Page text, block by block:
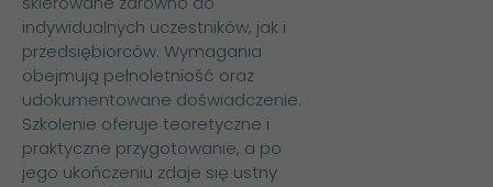
indywidualnych uczestników, jak i
przedsiębiorców. Wymagania
obejmują pełnoletniość oraz
udokumentowane doświadczenie.
Szkolenie oferuje teoretyczne i
praktyczne przygotowanie, a po
jego ukończeniu zdaje się ustny